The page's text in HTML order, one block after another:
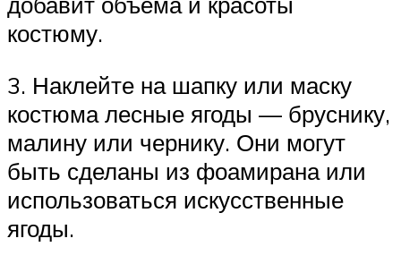
костюму.
3. Наклейте на шапку или маску
костюма лесные ягоды — бруснику,
малину или чернику. Они могут
быть сделаны из фоамирана или
использоваться искусственные
ягоды.